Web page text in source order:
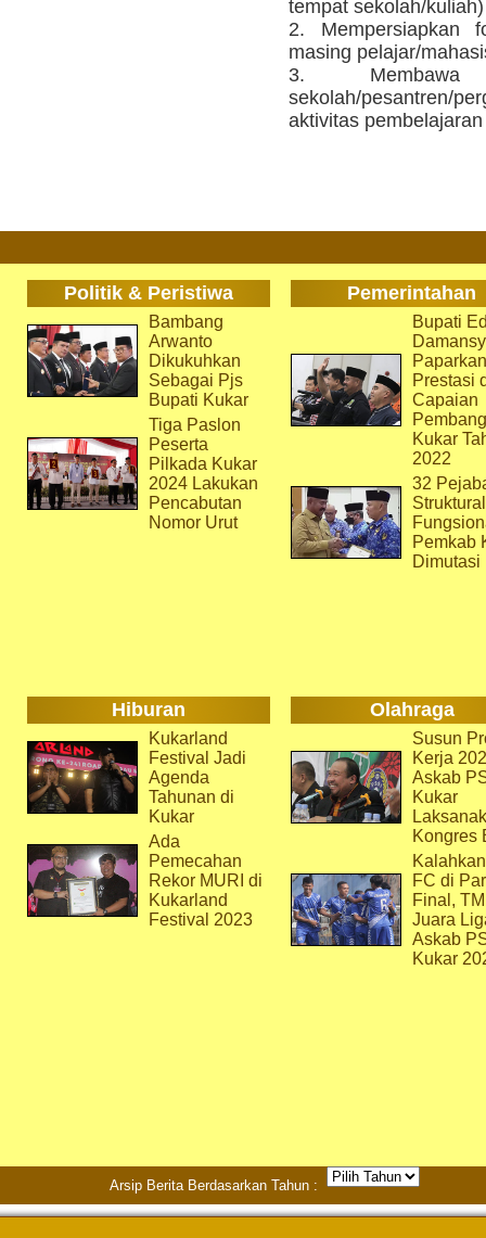
tempat sekolah/kuliah)
2. Mempersiapkan
masing pelajar/
3.
sekolah/pesantren/
aktivitas pembelajaran
Politik & Peristiwa Pemerintahan
Bambang
Arwanto
Dikukuhkan
Sebagai Pjs
Bupati Kukar
Tiga Paslon
Peserta
Pilkada Kukar
2024 Lakukan
Pencabutan
Nomor Urut
Bupati
Paparkan
Prestasi
Capaian
Kukar
2022
32
Pemkab
Dimutasi
Hiburan Olahraga
Kukarland
Festival Jadi
Agenda
Tahunan di
Kukar
Ada
Pemecahan
Rekor MURI di
Kukarland
Festival 2023
Susun
Kerja
Askab
Kukar
Kongres
FC di
Final,
Juara
Askab
Kukar
Arsip Berita Berdasarkan Tahun :